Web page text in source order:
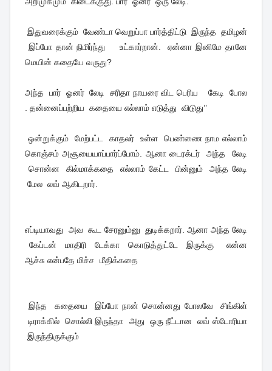
இதுவரைக்கும் வேண்டா வெறுப்பா பார்த்திட்டு இருந்த தமிழன்
இப்போ தான் நிமிர்ந்து உட்கார்றான். ஏன்னா இனிமே தானே
மெயின் கதையே வருது?
அந்த பார் ஓனர் லேடி சரிதா நாயரை விட பெரிய கேடி போல
. தன்னைப்பற்றிய கதையை எல்லாம் எடுத்து விடுது’’
ஒன்றுக்கும் மேற்பட்ட காதலர் உள்ள பெண்ணை நாம எல்லாம்
கொஞ்சம் அசூயையாப்பார்ப்போம். ஆனா டைரக்டர் அந்த லேடி
சொன்ன கில்மாக்கதை எல்லாம் கேட்ட பின்னும் அந்த லேடி
மேல லவ் ஆகிடறார்.
எப்டியாவது அவ கூட சேரனும்னு துடிக்கறார். ஆனா அந்த லேடி
கேப்டன் மாதிரி டேக்கா கொடுத்துட்டே இருக்கு என்ன
ஆச்சு என்பதே மிச்ச மீதிக்கதை
இந்த கதையை இப்போ நான் சொன்னது போலவே சிங்கிள்
டிராக்கில் சொல்லி இருந்தா அது ஒரு நீட்டான லவ் ஸ்டோரியா
இருந்திருக்கும்